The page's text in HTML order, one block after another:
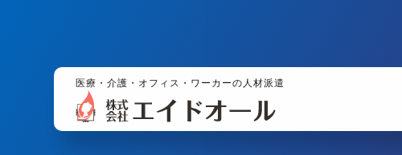
医療・介護・オフィス・ワーカーの人材派遣